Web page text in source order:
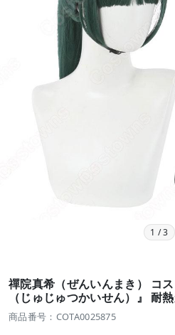
1 /3
禪院真希（ぜんいんまき） コ
（じゅじゅつかいせん）』
商品番号：COTA0025875